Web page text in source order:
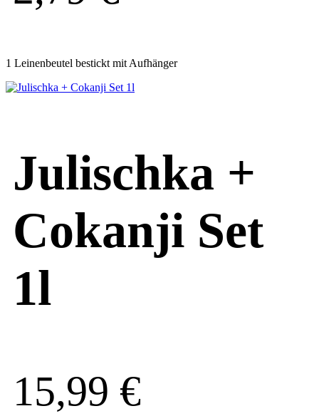
1 Leinenbeutel bestickt mit Aufhänger
Julischka +
Cokanji Set
1l
15,99 €